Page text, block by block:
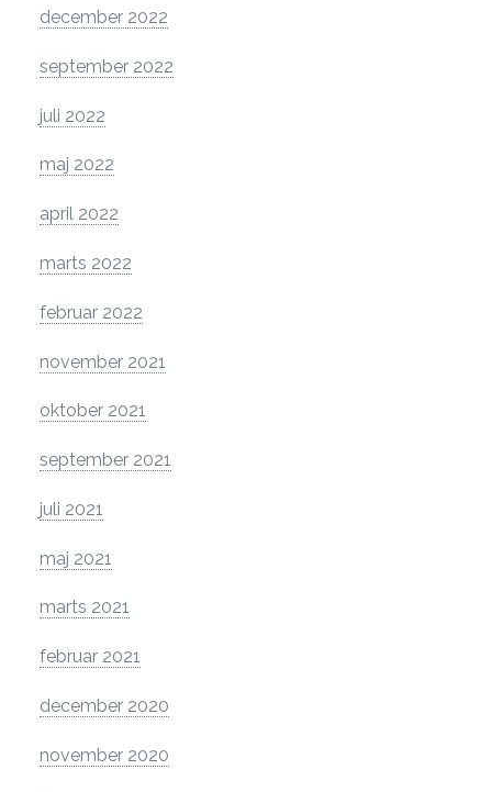
december 2022
september 2022
juli 2022
maj 2022
april 2022
marts 2022
februar 2022
november 2021
oktober 2021
september 2021
juli 2021
maj 2021
marts 2021
februar 2021
december 2020
november 2020